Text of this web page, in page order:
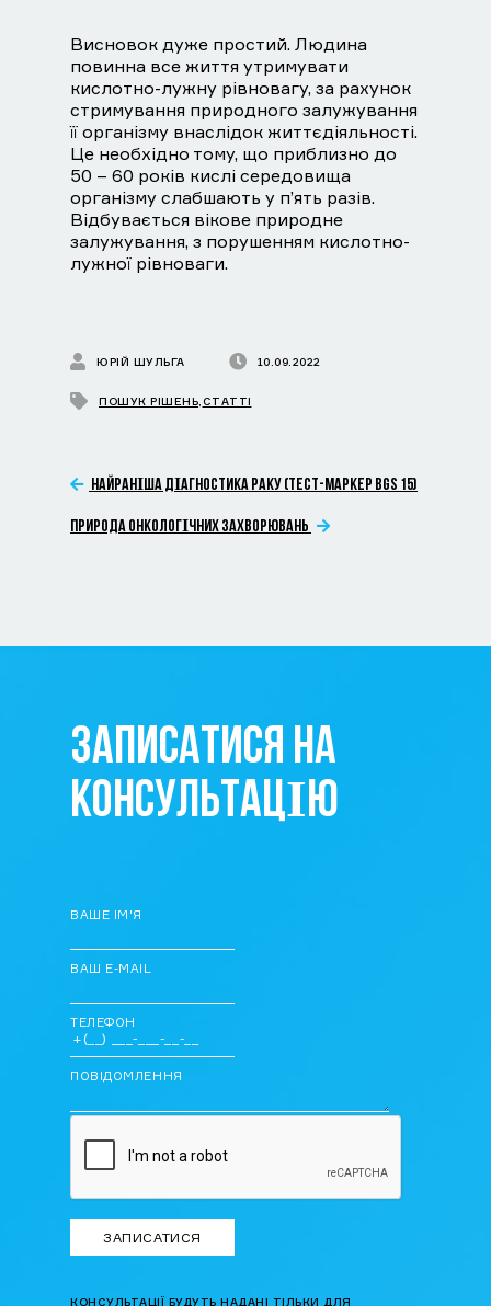
Висновок дуже простий. Людина
повинна все життя утримувати
кислотно-лужну рівновагу, за рахунок
стримування природного залужування
її організму внаслідок життєдіяльності.
Це необхідно тому, що приблизно до
50 – 60 років кислі середовища
організму слабшають у п’ять разів.
Відбувається вікове природне
залужування, з порушенням кислотно-
лужної рівноваги.
ЮРІЙ ШУЛЬГА 10.09.2022
ПОШУК РІШЕНЬ СТАТТІ
НАЙРАНІША ДІАГНОСТИКА РАКУ (ТЕСТ-МАРКЕР BGS 15)
ПРИРОДА ОНКОЛОГІЧНИХ ЗАХВОРЮВАНЬ
ЗАПИСАТИСЯ НА
КОНСУЛЬТАЦІЮ
ВАШЕ ІМ'Я
ВАШ E-MAIL
ТЕЛЕФОН
ПОВІДОМЛЕННЯ
КОНСУЛЬТАЦІЇ БУДУТЬ НАДАНІ ТІЛЬКИ ДЛЯ